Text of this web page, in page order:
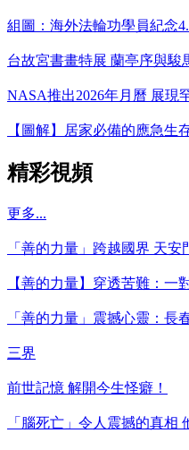
組圖：海外法輪功學員紀念
台故宮書畫特展 蘭亭序與駿
NASA推出2026年月曆 展現
【圖解】居家必備的應急生
精彩視頻
更多...
「善的力量」跨越國界 天安
【善的力量】穿透苦難：一
「善的力量」震撼心靈：長
三界
前世記憶 解開今生怪癖！
「腦死亡」令人震撼的真相